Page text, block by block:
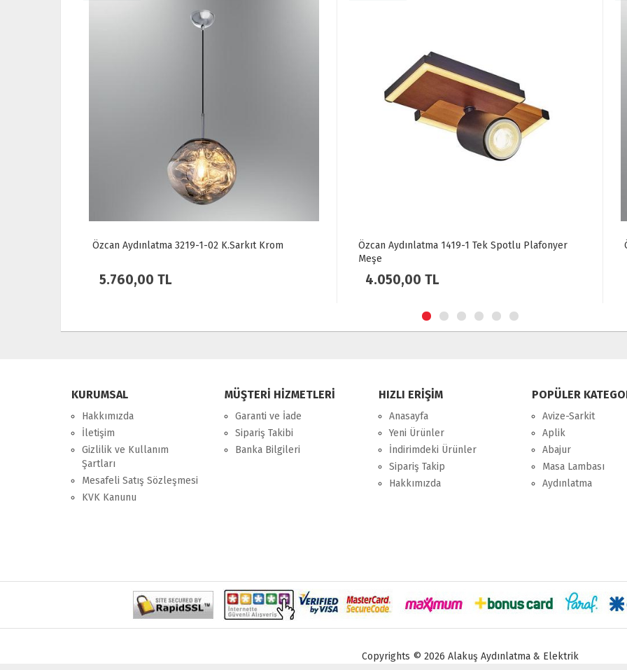
Özcan Aydınlatma 1419-1 Tek Spotlu Plafonyer
4.050,00 TL
Özcan Aydınlatma 3219-2-03 K.Sarkıt Sarı
8.730,00 TL
KURUMSAL
Hakkımızda
İletişim
Gizlilik ve Kullanım
Şartları
Mesafeli Satış Sözleşmesi
KVK Kanunu
MÜŞTERİ HİZMETLERİ
Garanti ve İade
Sipariş Takibi
Banka Bilgileri
HIZLI ERİŞİM
Anasayfa
Yeni Ürünler
İndirimdeki Ürünler
Sipariş Takip
Hakkımızda
POPÜLER
Avize-Sarkit
Aplik
Abajur
Masa Lambası
Aydınlatma
Copyrights © 2026 Alakuş Aydınlatma & Elektrik